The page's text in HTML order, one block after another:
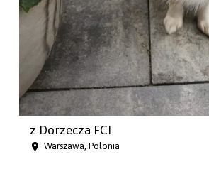
z Dorzecza FCI
Warszawa, Polonia